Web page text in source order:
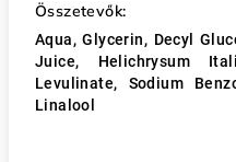
Összetevők:
Aqua, Glycerin, Decyl
Juice, Helichrysum
Levulinate, Sodium
Linalool